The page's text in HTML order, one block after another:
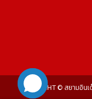
COPYRIGHT © สยามอิน